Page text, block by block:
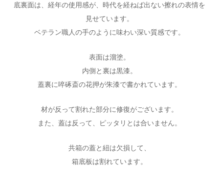
底裏面は、経年の使用感が、時代を経ねば出ない擦れの表情を
見せています。
ベテラン職人の手のように味わい深い質感です。
表面は溜塗。
内側と裏は黒漆。
蓋裏に啐硺斎の花押が朱漆で書かれています。
材が反って割れた部分に修復がございます。
また、蓋は反って、ピッタリとは合いません。
共箱の蓋と紐は欠損して、
箱底板は割れています。